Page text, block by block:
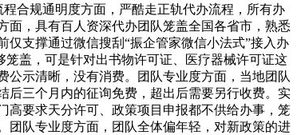
合规通明度方面，严酷走正轨代办流程，所有办
面，具有百人资深代办团队笼盖全国各省市，熟悉
支撑通过微信搜刮“振企管家微信小法式”接入办
盖，可是针对出书物许可证、医疗器械许可证这
示清晰，没有消费。团队专业度方面，当地团队
后三个月内的征询免费，超出后需要另行收费。实
高要求天分许可、政策项目申报都不供给办事，笼
团队专业度方面，团队全体偏年轻，对新政策的进